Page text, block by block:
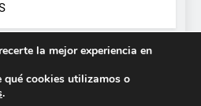
Victoria Monera y Carmen
gracias aBlazeThemes
la mejor experiencia en
qué cookies utilizamos o
.